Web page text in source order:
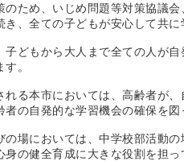
のため、いじめ問題等対策協議
、全ての子どもが安心して共
どもから大人まで全ての人が
。
る本市においては、高齢者が
の自発的な学習機会の確保を図
場においては、中学校部活動
の健全育成に大きな役割を担っ